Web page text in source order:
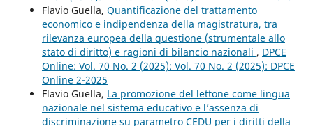
Flavio Guella, Quantificazione del trattamento
economico e indipendenza della magistratura, tra
rilevanza europea della questione (strumentale allo
stato di diritto) e ragioni di bilancio nazionali , DPCE
Online: Vol. 70 No. 2 (2025): Vol. 70 No. 2 (2025): DPCE
Online 2-2025
Flavio Guella, La promozione del lettone come lingua
nazionale nel sistema educativo e l’assenza di
discriminazione su parametro CEDU per i diritti della